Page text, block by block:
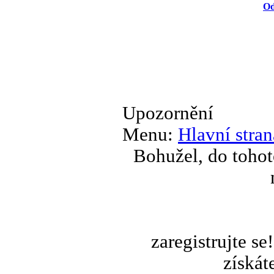
Upozornění
Menu: Hlavní
Bohužel, do
zaregistrujte